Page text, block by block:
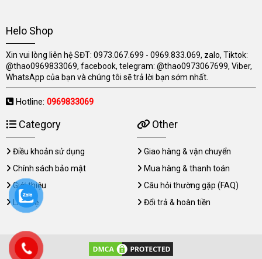
Helo Shop
Xin vui lòng liên hệ SĐT: 0973.067.699 - 0969.833.069, zalo, Tiktok:
@thao0969833069, facebook, telegram: @thao0973067699, Viber,
WhatsApp của bạn và chúng tôi sẽ trả lời bạn sớm nhất.
Hotline: 0969833069
Category
Điều khoản sử dụng
Chính sách bảo mật
Giới thiệu
Liên hệ
Other
Giao hàng & vận chuyển
Mua hàng & thanh toán
Câu hỏi thường gặp (FAQ)
Đổi trả & hoàn tiền